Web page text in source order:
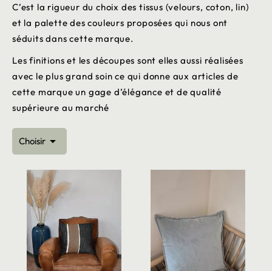
C’est la rigueur du choix des tissus (velours, coton, lin)
et la palette des couleurs proposées qui nous ont
séduits dans cette marque.
Les finitions et les découpes sont elles aussi réalisées
avec le plus grand soin ce qui donne aux articles de
cette marque un gage d’élégance et de qualité
supérieure au marché
Choisir 